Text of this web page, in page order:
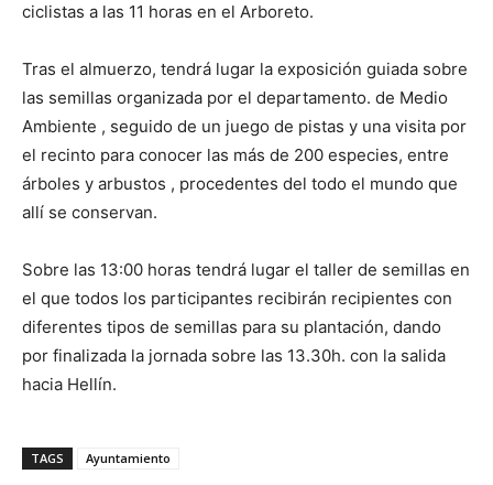
ciclistas a las 11 horas en el Arboreto.
Tras el almuerzo, tendrá lugar la exposición guiada sobre
las semillas organizada por el departamento. de Medio
Ambiente , seguido de un juego de pistas y una visita por
el recinto para conocer las más de 200 especies, entre
árboles y arbustos , procedentes del todo el mundo que
allí se conservan.
Sobre las 13:00 horas tendrá lugar el taller de semillas en
el que todos los participantes recibirán recipientes con
diferentes tipos de semillas para su plantación, dando
por finalizada la jornada sobre las 13.30h. con la salida
hacia Hellín.
TAGS Ayuntamiento